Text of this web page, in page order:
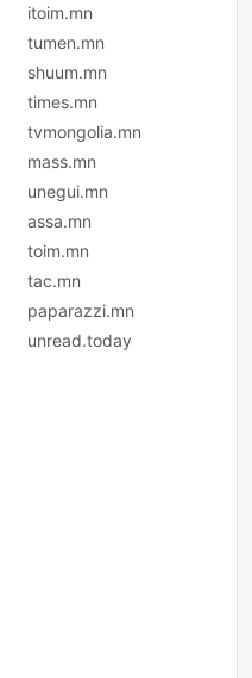
itoim.mn
tumen.mn
shuum.mn
times.mn
tvmongolia.mn
mass.mn
unegui.mn
assa.mn
toim.mn
tac.mn
paparazzi.mn
unread.today